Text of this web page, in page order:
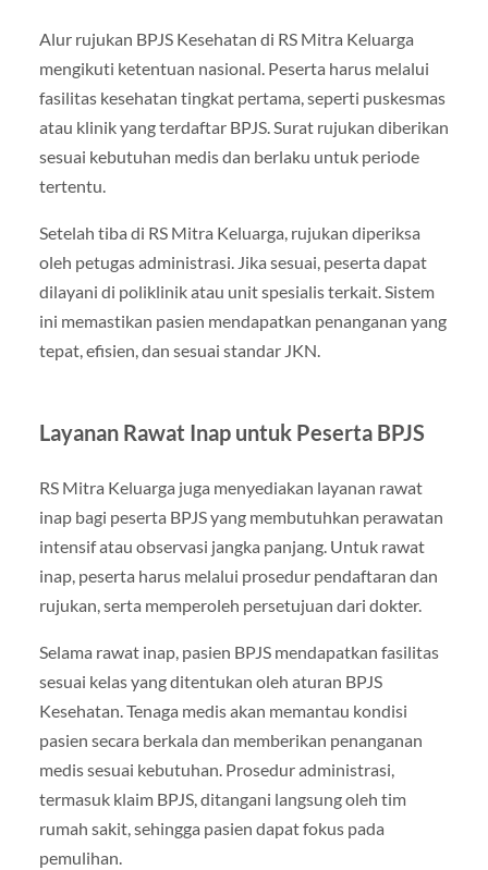
Alur rujukan BPJS Kesehatan di RS Mitra Keluarga
mengikuti ketentuan nasional. Peserta harus melalui
fasilitas kesehatan tingkat pertama, seperti puskesmas
atau klinik yang terdaftar BPJS. Surat rujukan diberikan
sesuai kebutuhan medis dan berlaku untuk periode
tertentu.
Setelah tiba di RS Mitra Keluarga, rujukan diperiksa
oleh petugas administrasi. Jika sesuai, peserta dapat
dilayani di poliklinik atau unit spesialis terkait. Sistem
ini memastikan pasien mendapatkan penanganan yang
tepat, efisien, dan sesuai standar JKN.
Layanan Rawat Inap untuk Peserta BPJS
RS Mitra Keluarga juga menyediakan layanan rawat
inap bagi peserta BPJS yang membutuhkan perawatan
intensif atau observasi jangka panjang. Untuk rawat
inap, peserta harus melalui prosedur pendaftaran dan
rujukan, serta memperoleh persetujuan dari dokter.
Selama rawat inap, pasien BPJS mendapatkan fasilitas
sesuai kelas yang ditentukan oleh aturan BPJS
Kesehatan. Tenaga medis akan memantau kondisi
pasien secara berkala dan memberikan penanganan
medis sesuai kebutuhan. Prosedur administrasi,
termasuk klaim BPJS, ditangani langsung oleh tim
rumah sakit, sehingga pasien dapat fokus pada
pemulihan.